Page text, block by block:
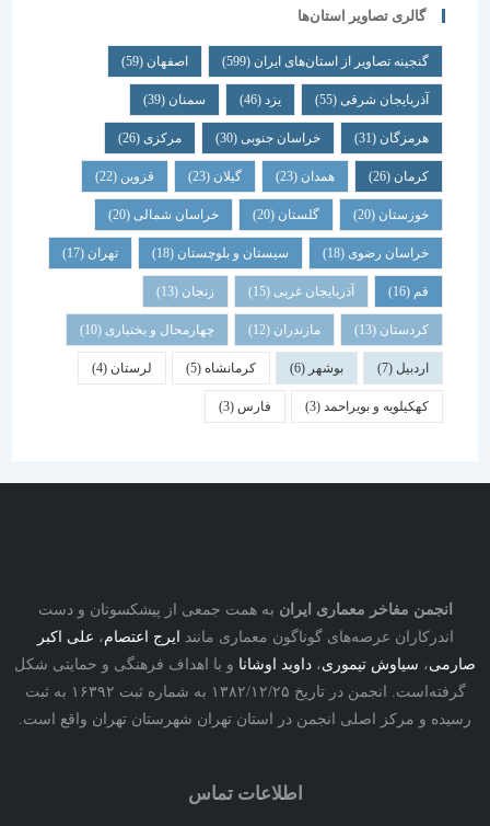
گالری تصاویر استان‌ها
گنجینه تصاویر از استان‌های ایران(599) اصفهان (59)
آذربایجان شرقی(55) یزد سمنان (39)
هرمزگان(31) خراسان جنوبی(30) مرکزی (26)
همدان گیلان قزوین
خوزستان(20) گلستان (20) خراسان شمالی(20)
خراسان رضوی(18) سیستان و بلوچستان(18) تهران
آذربایجان غربی(15) زنجان
کردستان(13) مازندران(12) چهارمحال و بختیاری (10)
بوشهر کرمانشاه(5) لرستان (4)
کهکیلویه و بویراحمد(3) فارس
مفاخر معماری ایرانبه همت جمعی از پیشکسوتان و دست
عرصه‌های گوناگون معماری مانندایرج اعتصام،علی اکبر
،سیاوش تیموری،داوید اوشانا و با اهداف فرهنگی و حمایتی شکل
گرفته‌است. انجمن در تاریخ ۱۳۸۲/۱۲/۲۵ به شماره ثبت ۱۶۳۹۲ به ثبت
و مرکز اصلی انجمن در استان تهران شهرستان تهران واقع است.
اطلاعات تماس